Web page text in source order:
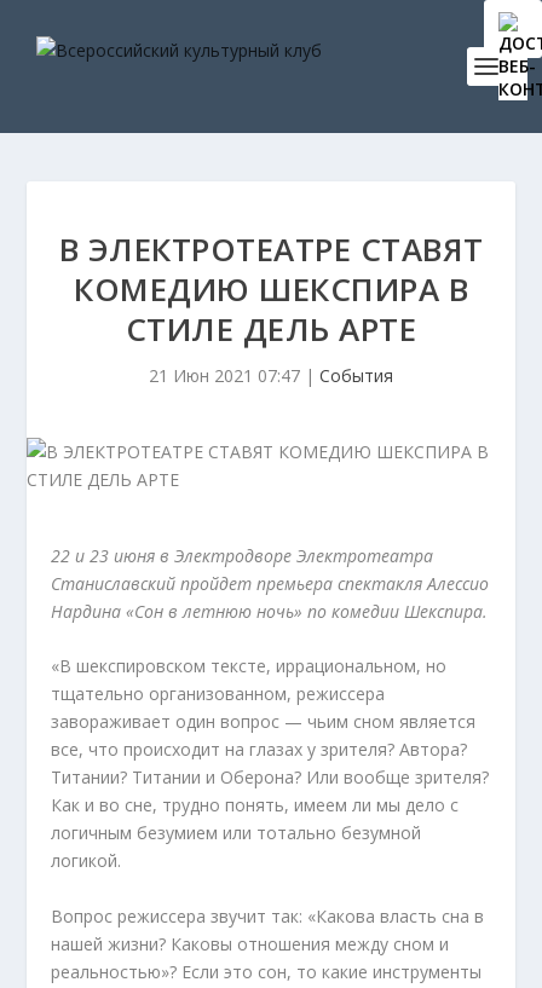
В ЭЛЕКТРОТЕАТРЕ СТАВЯТ
КОМЕДИЮ ШЕКСПИРА В
СТИЛЕ ДЕЛЬ АРТЕ
21 Июн 2021 07:47 | События
22 и 23 июня в Электродворе Электротеатра
Станиславский пройдет премьера спектакля Алессио
Нардина «Сон в летнюю ночь» по комедии Шекспира.
«В шекспировском тексте, иррациональном, но
тщательно организованном, режиссера
завораживает один вопрос — чьим сном является
все, что происходит на глазах у зрителя? Автора?
Титании? Титании и Оберона? Или вообще зрителя?
Как и во сне, трудно понять, имеем ли мы дело с
логичным безумием или тотально безумной
логикой.
Вопрос режиссера звучит так: «Какова власть сна в
нашей жизни? Каковы отношения между сном и
реальностью»? Если это сон, то какие инструменты